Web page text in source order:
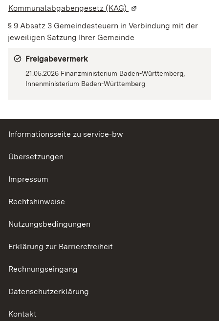
Kommunalabgabengesetz (KAG) (Wird in einem neuen
§ 9 Absatz 3 Gemeindesteuern in Verbindung mit der
jeweiligen Satzung Ihrer Gemeinde
Freigabevermerk
21.05.2026 Finanzministerium Baden-Württemberg,
Innenministerium Baden-Württemberg
Informationsseite zu service-bw
Übersetzungen
Impressum
Rechtshinweise
Nutzungsbedingungen
Erklärung zur Barrierefreiheit
Rechnungseingang
Datenschutzerklärung
Kontakt